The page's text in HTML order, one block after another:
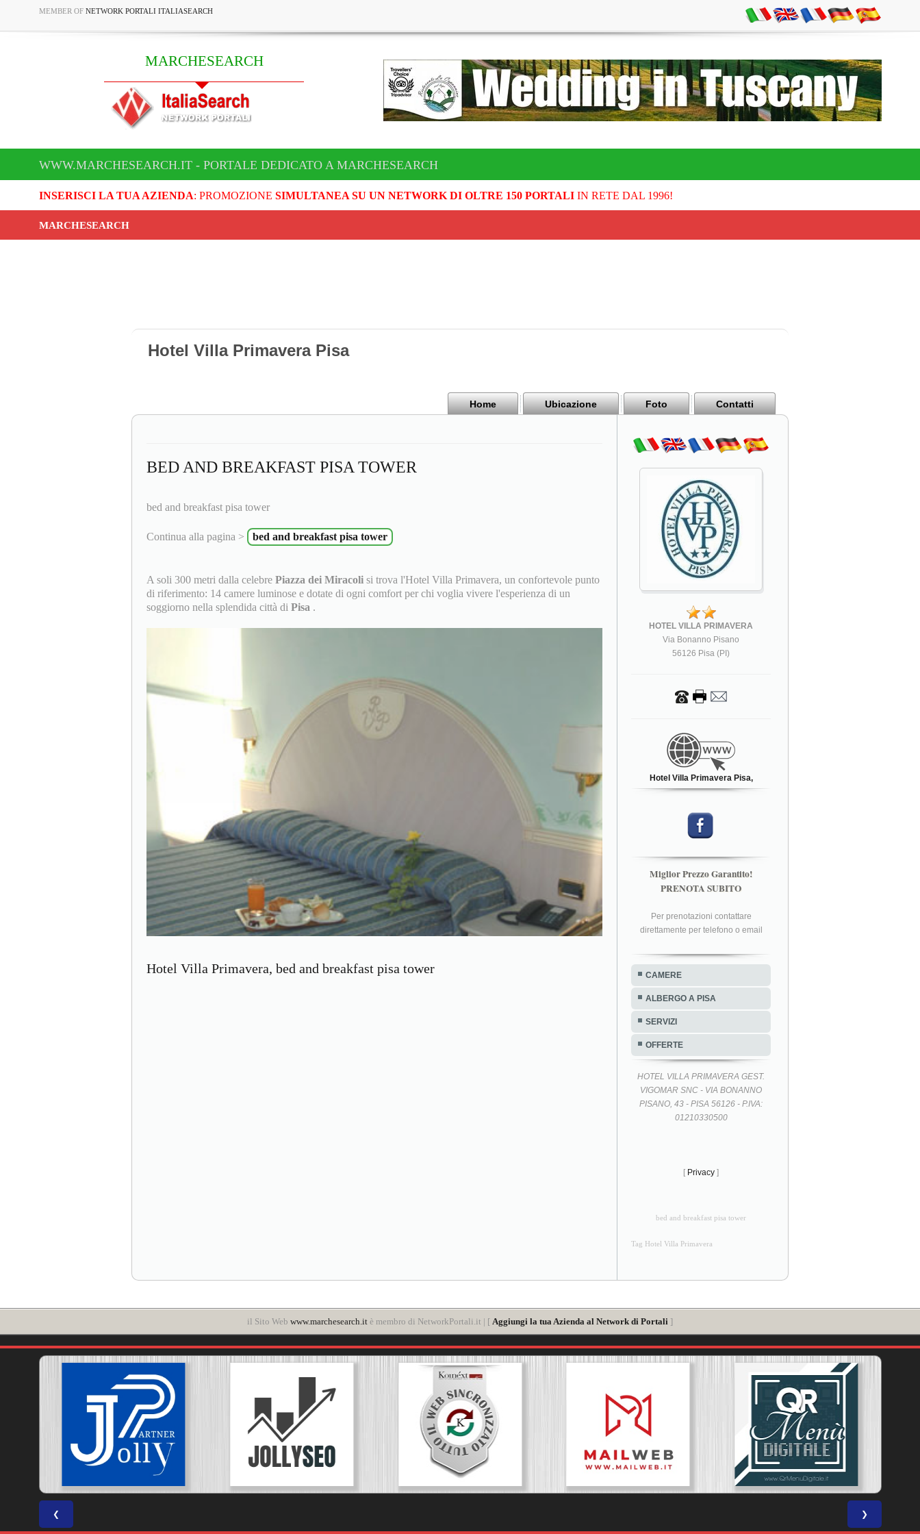
MEMBER OF NETWORK PORTALI ITALIASEARCH
MARCHESEARCH
WWW.MARCHESEARCH.IT - PORTALE DEDICATO A MARCHESEARCH
INSERISCI LA TUA AZIENDA: PROMOZIONE SIMULTANEA SU UN NETWORK DI OLTRE 150 PORTALIIN RETE DAL 1996!
MARCHESEARCH
Hotel Villa Primavera Pisa
Home Ubicazione Foto Contatti
BED AND BREAKFAST PISA TOWER
bed and breakfast pisa tower
Continua alla pagina > bed and breakfast pisa tower
A soli 300 metri dalla celebre Piazza dei Miracoli si trova l'Hotel Villa Primavera, un confortevole punto
di riferimento: 14 camere luminose e dotate di ogni comfort per chi voglia vivere l'esperienza di un
soggiorno nella splendida città di Pisa .
Hotel Villa Primavera, bed and breakfast pisa tower
HOTEL VILLA PRIMAVERA
Via Bonanno Pisano
56126 Pisa (PI)
Hotel Villa Primavera Pisa,
Miglior Prezzo Garantito!
PRENOTA SUBITO
Per prenotazioni contattare
direttamente per telefono o email
CAMERE
ALBERGO A PISA
SERVIZI
OFFERTE
HOTEL VILLA PRIMAVERA GEST.
VIGOMAR SNC - VIA BONANNO
PISANO, 43 - PISA 56126 - P.IVA:
01210330500
[ Privacy ]
bed and breakfast pisa tower
Tag Hotel Villa Primavera
il Sito Web www.marchesearch.it è membro di NetworkPortali.it | [ Aggiungi la tua Azienda al Network di Portali ]
❮ ❯